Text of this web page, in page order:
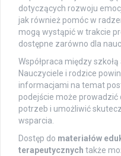
dotyczących rozwoju
jak również pomóc w
mogą wystąpić w trakcie
dostępne zarówno dla
Współpraca między
Nauczyciele i rodzice
informacjami na temat
podejście może
potrzeb i umożliwić
wsparcia.
Dostęp do materiałów
terapeutycznych także